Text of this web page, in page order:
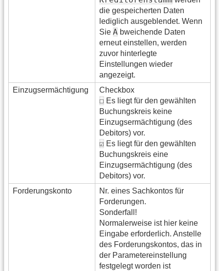
die gespeicherten Daten
lediglich ausgeblendet. Wenn
Sie A bweichende Daten
erneut einstellen, werden
zuvor hinterlegte
Einstellungen wieder
angezeigt.
Einzugsermächtigung
Checkbox
☐ Es liegt für den gewählten
Buchungskreis keine
Einzugsermächtigung (des
Debitors) vor.
☑ Es liegt für den gewählten
Buchungskreis eine
Einzugsermächtigung (des
Debitors) vor.
Forderungskonto
Nr. eines Sachkontos für
Forderungen.
Sonderfall!
Normalerweise ist hier keine
Eingabe erforderlich. Anstelle
des Forderungskontos, das in
der Parametereinstellung
festgelegt worden ist